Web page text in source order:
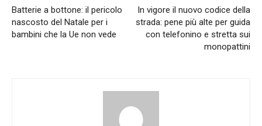
Batterie a bottone: il pericolo
nascosto del Natale per i
bambini che la Ue non vede
In vigore il nuovo codice della
strada: pene più alte per guida
con telefonino e stretta sui
monopattini